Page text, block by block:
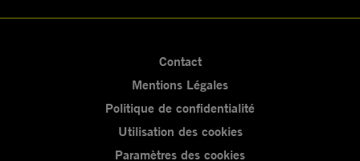
Contact
Mentions Légales
Politique de confidentialité
Utilisation des cookies
Paramètres des cookies